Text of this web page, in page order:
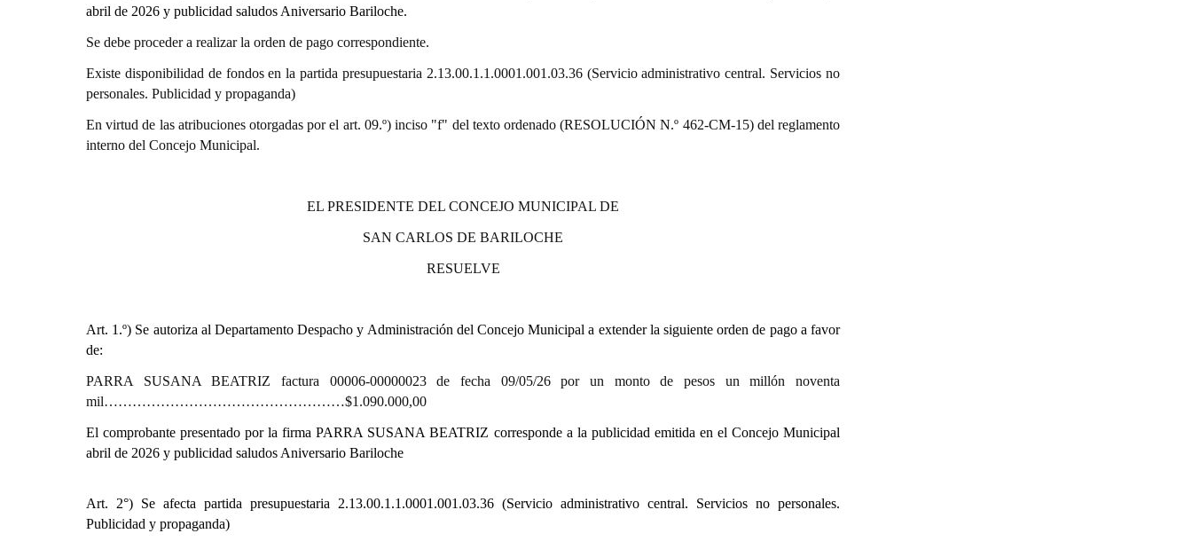
abril de 2026 y publicidad saludos Aniversario Bariloche.
Se debe proceder a realizar la orden de pago correspondiente.
Existe disponibilidad de fondos en la partida presupuestaria 2.13.00.1.1.0001.001.03.36 (Servicio administrativo central. Servicios no
personales. Publicidad y propaganda)
En virtud de las atribuciones otorgadas por el art. 09.º) inciso "f" del texto ordenado (RESOLUCIÓN N.º 462-CM-15) del reglamento
interno del Concejo Municipal.
EL PRESIDENTE DEL CONCEJO MUNICIPAL DE
SAN CARLOS DE BARILOCHE
RESUELVE
Art. 1.º) Se autoriza al Departamento Despacho y Administración del Concejo Municipal a extender la siguiente orden de pago a favor
de:
PARRA SUSANA BEATRIZ factura 00006-00000023 de fecha 09/05/26 por un monto de pesos un millón noventa
mil……………………………………………$1.090.000,00
El comprobante presentado por la firma PARRA SUSANA BEATRIZ corresponde a la publicidad emitida en el Concejo Municipal
abril de 2026 y publicidad saludos Aniversario Bariloche
Art. 2°) Se afecta partida presupuestaria 2.13.00.1.1.0001.001.03.36 (Servicio administrativo central. Servicios no personales.
Publicidad y propaganda)